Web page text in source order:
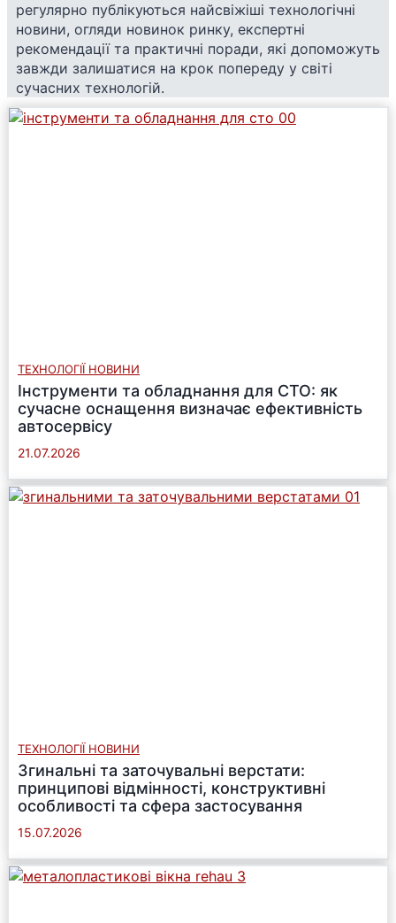
регулярно публікуються найсвіжіші технологічні
новини, огляди новинок ринку, експертні
рекомендації та практичні поради, які допоможуть
завжди залишатися на крок попереду у світі
сучасних технологій.
ТЕХНОЛОГІЇ НОВИНИ
Інструменти та обладнання для СТО: як
сучасне оснащення визначає ефективність
автосервісу
21.07.2026
ТЕХНОЛОГІЇ НОВИНИ
Згинальні та заточувальні верстати:
принципові відмінності, конструктивні
особливості та сфера застосування
15.07.2026